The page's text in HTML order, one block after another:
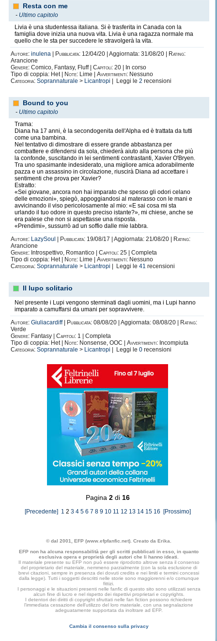
Resta con me
- Ultimo capitolo
Livia è una studentessa italiana. Si è trasferita in Canada con la
famiglia dove inizia una nuova vita. Livia è una ragazza normale ma
quello che le sta per succedere le stravolgerà la vita.
Autore: inulena Pubblicata: 12/04/20 | Aggiornata: 31/08/20 |
Rating:
Arancione
Genere: Comico, Fantasy, Fluff | Capitoli: 20 | In corso
Tipo di coppia: Het |
Note: Lime | Avvertimenti: Nessuno
Categoria: Soprannaturale > Licantropi | Leggi le 2 recensioni
Bound to you
- Ultimo capitolo
Trama:
Diana ha 17 anni, è la secondogenita dell'Alpha ed è trattata da tutti
come una bambina.
Nel tentativo di dimostrare di essere grande abbastanza per
combattere e difendersi da sola, chiederà aiuto alla persona che più
la confonde, suscitando in lei sentimenti contrastanti, Xavier O'Bryen.
Tra uno spasimante indesiderato, una migliore amica adorabilmente
pazza e un assassino in circolazione, riuscirà Diana ad accettare i
sentimenti che prova per Xavier?
Estratto:
«Sei giovane, ancora non hai imparato che spesso gli odori celano
delle emozioni», spiegò, appoggiandosi al materasso con le mani e
avvicinando il viso pericolosamente al mio: «E sai cosa mi sta
urlando il tuo odore in questo preciso istante?», mi chiese, anche se
era palese che non si aspettasse una risposta.
«Prendimi», sussurrò ad un soffio dalle mie labbra.
Autore: LazySoul Pubblicata: 19/08/17 | Aggiornata: 21/08/20 |
Rating:
Arancione
Genere: Introspettivo, Romantico | Capitoli: 25 | Completa
Tipo di coppia: Het |
Note: Lime | Avvertimenti: Nessuno
Categoria: Soprannaturale > Licantropi | Leggi le 41 recensioni
Il lupo solitario
Nel presente i Lupi vengono sterminati dagli uomini, ma i Lupi hanno
imparato a camuffarsi da umani per sopravvivere.
Autore: Giuliacardiff| Pubblicata: 08/08/20 | Aggiornata: 08/08/20 |
Rating:
Verde
Genere: Fantasy | Capitoli: 1 | Completa
Tipo di coppia: Het |
Note: Nonsense, OOC | Avvertimenti: Incompiuta
Categoria: Soprannaturale > Licantropi | Leggi le 0 recensioni
Pagina 2di 16
[Precedente] 1 2 3 4 5 6 7 8 9 10 11 12 13 14 15 16 [Prossimo]
© dal 2001, EFP (www.efpfanfic.net). Creato da Erika.
EFP non ha alcuna responsabilità per gli scritti pubblicati in esso, in quanto
esclusiva opera e proprietà degli autori che li hanno ideati.
Il materiale presente su EFP non può essere riprodotto altrove senza il consenso
del proprietario del materiale, nemmeno parzialmente (con la sola esclusione di
brevi citazioni, sempre in presenza dei dovuti credits e nei limiti e termini concessi
dalla legge). Tutti i soggetti descritti nelle storie sono maggiorenni e/o comunque
fittizi.
I personaggi e le situazioni presenti nelle fanfic di questo sito sono utilizzati senza
alcun fine di lucro e nel rispetto dei rispettivi proprietari e copyrights.
I detentori dei diritti di copyright sfruttati nelle fan fiction possono richiedere
l'immediata cessazione dell'utilizzo del loro materiale, con una segnalazione
adeguatamente supportata da inoltrare ad EFP.
Cambia il consenso sulla privacy